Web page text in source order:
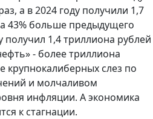
а в 2024 году получили 1,7
43% больше предыдущего
получил 1,4 триллиона рублей
- более триллиона
крупнокалиберных слез по
и молчаливом
инфляции. А экономика
к стагнации.